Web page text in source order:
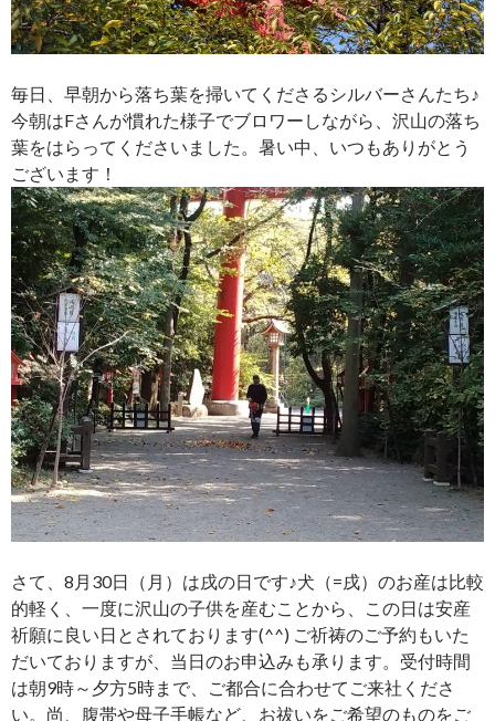
毎日、早朝から落ち葉を掃いてくださるシルバーさんたち♪
今朝はFさんが慣れた様子でブロワーしながら、沢山の落ち
葉をはらってくださいました。暑い中、いつもありがとう
ございます！
さて、8月30日（月）は戌の日です♪犬（=戌）のお産は比較
的軽く、一度に沢山の子供を産むことから、この日は安産
祈願に良い日とされております(^^) ご祈祷のご予約もいた
だいておりますが、当日のお申込みも承ります。受付時間
は朝9時～夕方5時まで、ご都合に合わせてご来社くださ
い。尚、腹帯や母子手帳など、お祓いをご希望のものをご